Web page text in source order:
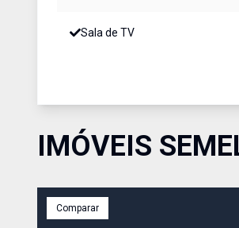
Sala de TV
IMÓVEIS
Comparar